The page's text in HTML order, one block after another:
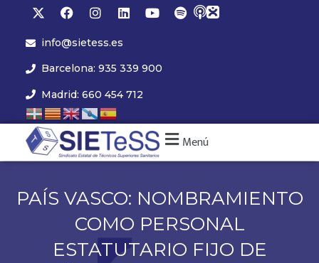
info@sietess.es
Barcelona: 935 339 900
Madrid: 660 454 712
Menú
PAÍS VASCO: NOMBRAMIENTO
COMO PERSONAL
ESTATUTARIO FIJO DE